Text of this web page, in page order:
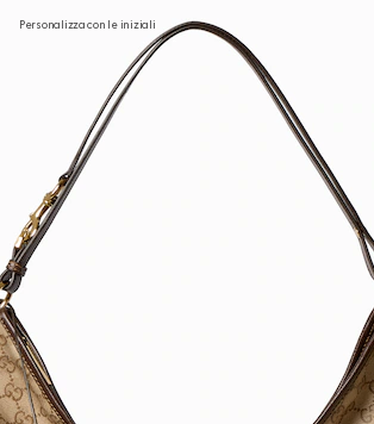
Personalizza con le iniziali